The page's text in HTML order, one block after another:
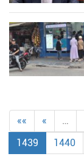
«« « …
1439
1440